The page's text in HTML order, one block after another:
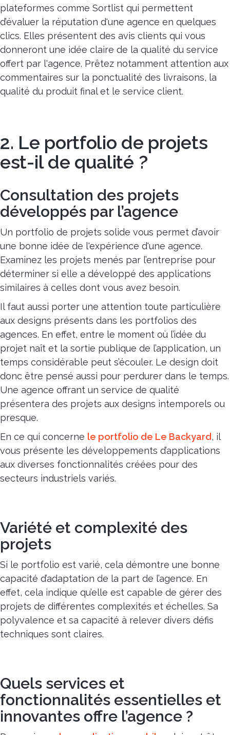
plateformes comme Sortlist qui permettent
d’évaluer la réputation d'une agence en quelques
clics. Elles présentent des avis clients qui vous
donneront une idée claire de la qualité du service
offert par l'agence. Prêtez notamment attention aux
commentaires sur la ponctualité des livraisons, la
qualité du produit final et le service client.
2. Le portfolio de projets
est-il de qualité ?
Consultation des projets
développés par l’agence
Un portfolio de projets solide vous permet d’avoir
une bonne idée de l'expérience d'une agence.
Examinez les projets menés par l’entreprise pour
déterminer si elle a développé des applications
similaires à celles dont vous avez besoin.
Il faut aussi porter une attention toute particulière
aux designs présents dans les portfolios des
agences. En effet, entre le moment où l’idée du
projet naît et la sortie publique de l’application, un
temps considérable peut s’écouler. Le design doit
donc être pensé aussi pour perdurer dans le temps.
Une agence offrant un service de qualité
présentera des projets aux designs intemporels ou
presque.
En ce qui concerne le portfolio de Le Backyard, il
vous présente les développements d’applications
aux diverses fonctionnalités créées pour des
secteurs industriels variés.
Variété et complexité des
projets
Si le portfolio est varié, cela démontre une bonne
capacité d’adaptation de la part de l’agence. En
effet, cela indique qu’elle est capable de gérer des
projets de différentes complexités et échelles. Sa
polyvalence et sa capacité à relever divers défis
techniques sont claires.
Quels services et
fonctionnalités essentielles et
innovantes offre l’agence ?